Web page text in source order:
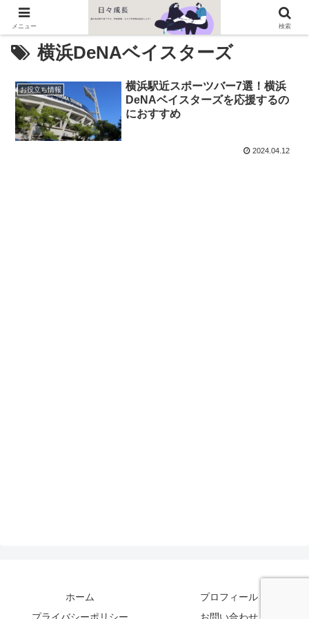
横浜DeNAベイスターズ
お役立ち情報
横浜駅近スポーツバー7選！横浜
DeNAベイスターズを応援するの
におすすめ
2024.04.12
ホーム
プロフィール
プライバシーポリシー
お問い合わせ
メニュー 検索